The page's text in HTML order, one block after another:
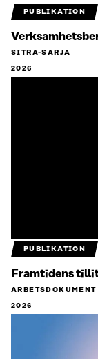
PUBLIKATION
SITRA-SARJA
2026
PUBLIKATION
Framtidens
ARBETSDOKUMENT
2026